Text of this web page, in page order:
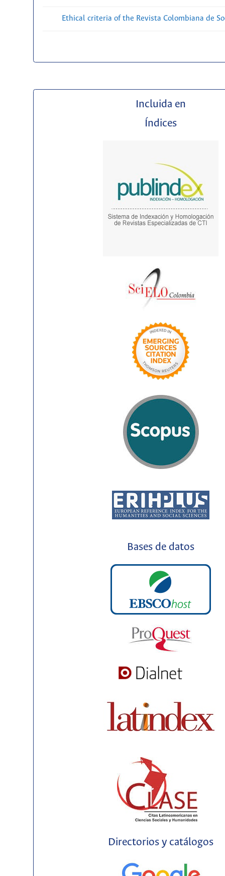
Ethical criteria of the Revista Colombiana de
Incluida en
Índices
Bases de datos
Directorios y catálogos